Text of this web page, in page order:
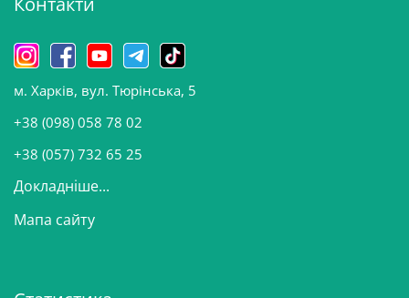
н
о
в
и
м. Харків, вул. Тюрінська, 5
+38 (098) 058 78 02
+38 (057) 732 65 25
Докладніше...
Мапа сайту